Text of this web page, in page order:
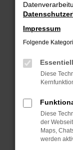
Laden
Prüfe
das Laden
oder in
Das kann
Probleme
Stelle
Impressum
Folgende
Essentiell
Diese
Diese
der
Maps,
werden